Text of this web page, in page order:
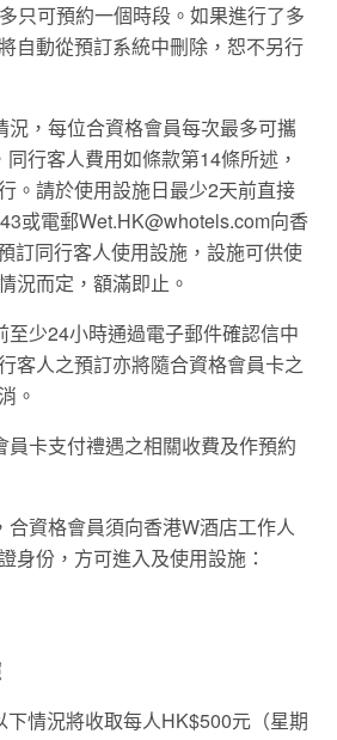
只可預約一個時段。如果進行了多
自動從預訂系統中刪除，恕不另行
況，每位合資格會員每次最多可攜
行客人費用如條款第14條所述，
。請於使用設施日最少2天前直接
或電郵Wet.HK@whotels.com向香
訂同行客人使用設施，設施可供使
況而定，額滿即止。
至少24小時通過電子郵件確認信中
客人之預訂亦將隨合資格會員卡之
。
員卡支付禮遇之相關收費及作預約
合資格會員須向香港W酒店工作人
身份，方可進入及使用設施：
下情況將收取每人HK$500元（星期